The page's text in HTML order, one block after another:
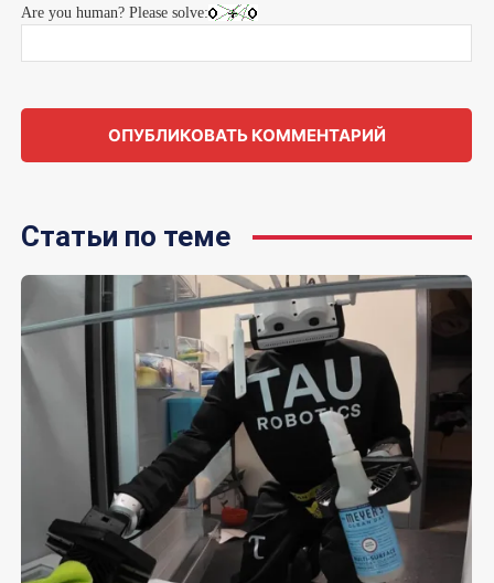
Are you human? Please solve:
Статьи по теме